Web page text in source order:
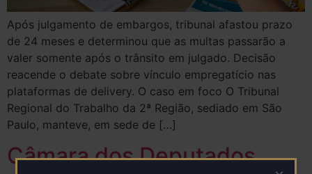
Após julgamento de embargos, tribunal afastou prazo
de 24 meses e determinou que as multas passarão a
valer somente após o trânsito em julgado. Decisão
reacende o debate sobre vínculo empregatício nas
plataformas de delivery. O caso em foco O Tribunal
Regional do Trabalho da 2ª Região, sediado em São
Paulo, manteve, em sede de […]
Câmara dos Deputados